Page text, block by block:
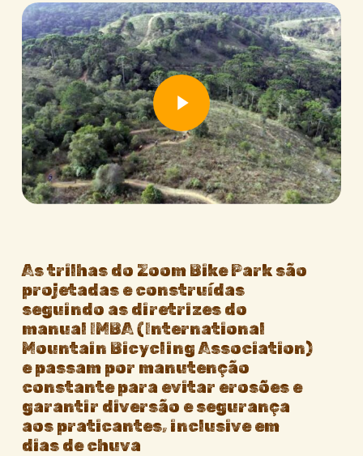
Play Video
As trilhas do Zoom Bike Park são
projetadas e construídas
seguindo as diretrizes do
manual IMBA (International
Mountain Bicycling Association)
e passam por manutenção
constante para evitar erosões e
garantir diversão e segurança
aos praticantes, inclusive em
dias de chuva